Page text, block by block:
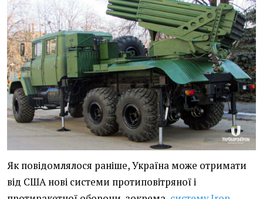
Як повідомлялося раніше, Україна може отримати
від США нові системи протиповітряної і